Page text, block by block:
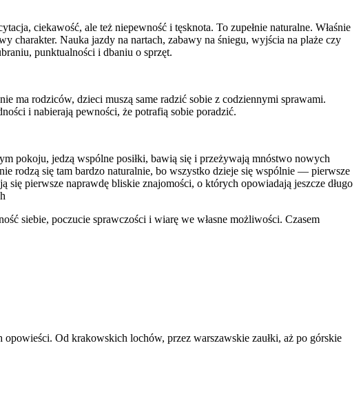
ciekawość, ale też niepewność i tęsknota. To zupełnie naturalne. Właśnie
charakter. Nauka jazdy na nartach, zabawy na śniegu, wyjścia na plaże czy
punktualności i dbaniu o sprzęt.
ma rodziców, dzieci muszą same radzić sobie z codziennymi sprawami.
i nabierają pewności, że potrafią sobie poradzić.
pokoju, jedzą wspólne posiłki, bawią się i przeżywają mnóstwo nowych
rodzą się tam bardzo naturalnie, bo wszystko dzieje się wspólnie — pierwsze
pierwsze naprawdę bliskie znajomości, o których opowiadają jeszcze długo
siebie, poczucie sprawczości i wiarę we własne możliwości. Czasem
Od krakowskich lochów, przez warszawskie zaułki, aż po górskie